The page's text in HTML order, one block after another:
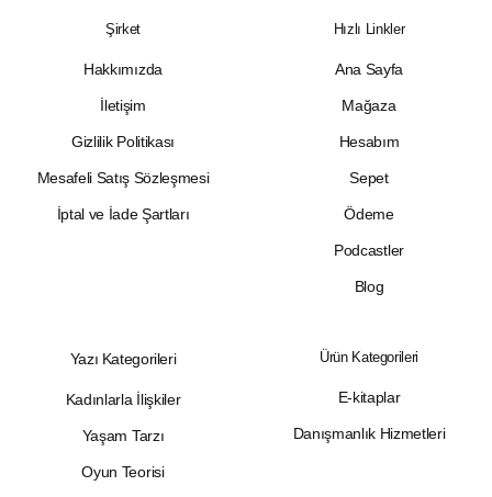
Şirket
Hakkımızda
İletişim
Gizlilik Politikası
Mesafeli Satış Sözleşmesi
İptal ve İade Şartları
Hızlı Linkler
Ana Sayfa
Mağaza
Hesabım
Sepet
Ödeme
Podcastler
Blog
Yazı Kategorileri
Kadınlarla İlişkiler
Yaşam Tarzı
Oyun Teorisi
Ürün Kategorileri
E-kitaplar
Danışmanlık Hizmetleri